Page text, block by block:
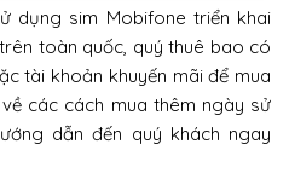
dụng sim Mobifone triển khai
toàn quốc, quý thuê bao có
tài khoản khuyến mãi để mua
các cách mua thêm ngày sử
dẫn đến quý khách ngay